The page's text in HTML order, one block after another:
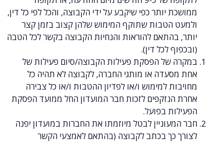
יותר כפי שיקבע על ידי הקבוצה, והכל לפי כל דין,
הטבות שתוקף המימוש שלהן קצוב בזמן קצר
להוראות והנחיות הקבוצה בקשר לכל הטבה
לכל דין).
של הפסקת פעילות הקבוצה/סיום פעילות של
או מותגי החברה, לקבוצה לא תהיה כל
למימוש ו/או לפדיון ההטבות ו/או כל צבירה
לזכות חבר המועדון החל ממועד הפסקת
בפועל.
לבטל מיוזמתו את החברות במועדון יפנה
כך בכתב לקבוצה (בהתאם לאמצעי הקשר